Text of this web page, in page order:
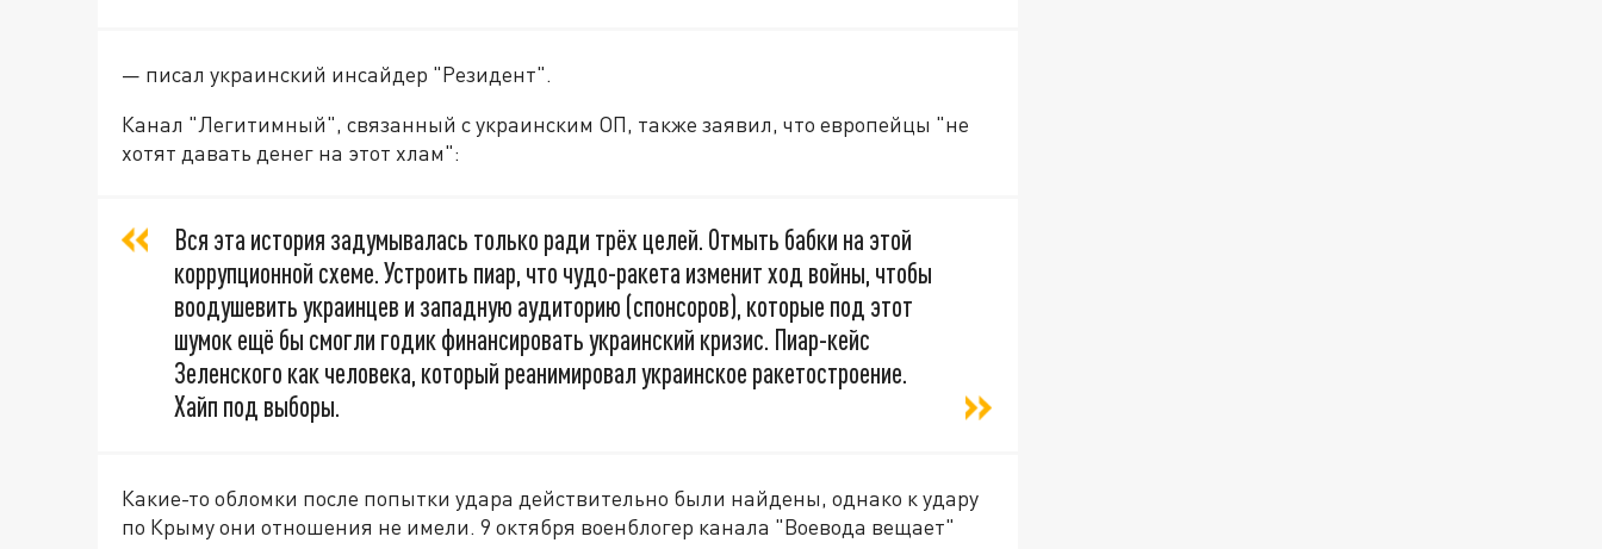
— писал украинский инсайдер "Резидент".
Канал "Легитимный", связанный с украинским ОП, также заявил, что европейцы "не
хотят давать денег на этот хлам":
Вся эта история задумывалась только ради трёх целей. Отмыть бабки на этой
коррупционной схеме. Устроить пиар, что чудо-ракета изменит ход войны, чтобы
воодушевить украинцев и западную аудиторию (спонсоров), которые под этот
шумок ещё бы смогли годик финансировать украинский кризис. Пиар-кейс
Зеленского как человека, который реанимировал украинское ракетостроение.
Хайп под выборы.
Какие-то обломки после попытки удара действительно были найдены, однако к удару
по Крыму они отношения не имели. 9 октября военблогер канала "Воевода вещает"